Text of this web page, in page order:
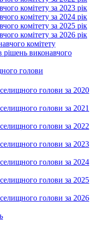
комітету за 2023 рік
комітету за 2024 рік
комітету за 2025 рік
комітету за 2026 рік
комітету
рішень виконавчого
голови
голови за 2020
голови за 2021
голови за 2022
голови за 2023
голови за 2024
голови за 2025
голови за 2026